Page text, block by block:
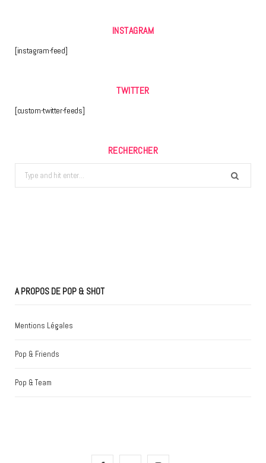
INSTAGRAM
[instagram-feed]
TWITTER
[custom-twitter-feeds]
RECHERCHER
Search
for:
A PROPOS DE POP & SHOT
Mentions Légales
Pop & Friends
Pop & Team